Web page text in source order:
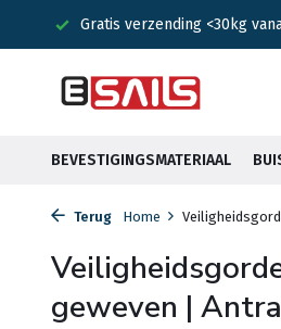
Gratis verzending <30kg
BEVESTIGINGSMATERIAAL
Terug Home
geweven |